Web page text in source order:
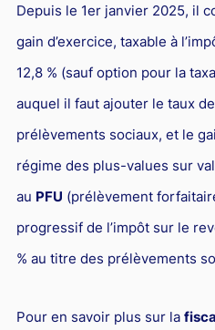
Depuis le 1er janvier 2025, il
gain d’exercice, taxable à
12,8 % (sauf option pour la
auquel il faut ajouter le taux
prélèvements sociaux, et le
régime des plus-values sur
au PFU (prélèvement
progressif de l’impôt sur le
% au titre des prélèvements
Pour en savoir plus sur la